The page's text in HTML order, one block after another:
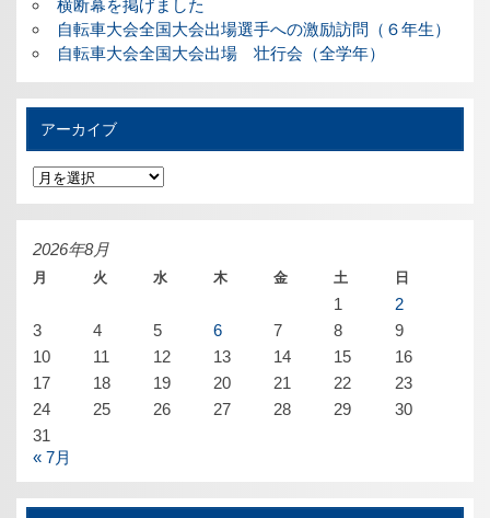
横断幕を掲げました
自転車大会全国大会出場選手への激励訪問（６年生）
自転車大会全国大会出場 壮行会（全学年）
アーカイブ
ア
ー
カ
イ
ブ
2026年8月
月 火 水 木 金 土 日
1
2
3
4 5 6 7 8
9
10
11 12 13 14 15
16
17
18 19 20 21 22
23
24
25 26 27 28 29
30
31
« 7月